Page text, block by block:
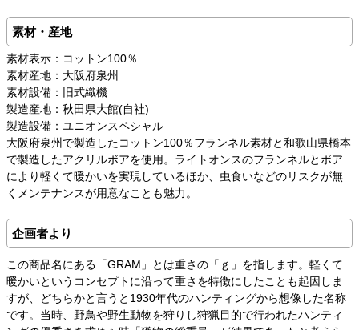
素材・産地
素材表示：コットン100％
素材産地：大阪府泉州
素材設備：旧式織機
製造産地：秋田県大館(自社)
製造設備：ユニオンスペシャル
大阪府泉州で製造したコットン100％フランネル素材と和歌山県橋本
で製造したアクリルボアを使用。ライトオンスのフランネルとボア
により軽くて暖かいを実現しているほか、虫食いなどのリスクが無
くメンテナンスが用意なことも魅力。
企画者より
この商品名にある「GRAM」とは重さの「ｇ」を指します。軽くて
暖かいというコンセプトに沿って重さを特徴にしたことも起因しま
すが、どちらかと言うと1930年代のハンティングから想像した名称
です。当時、野鳥や野生動物を狩りし狩猟目的で行われたハンティ